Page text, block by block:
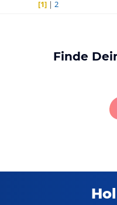
[1] |2
Finde